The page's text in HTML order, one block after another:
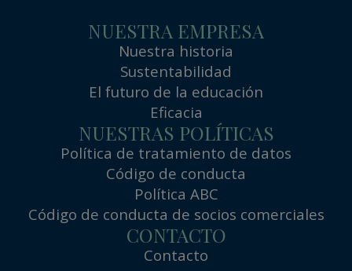
NUESTRA EMPRESA
Nuestra historia
Sustentabilidad
El futuro de la educación
Eficacia
NUESTRAS POLÍTICAS
Política de tratamiento de datos
Código de conducta
Política ABC
Código de conducta de socios comerciales
CONTACTO
Contacto